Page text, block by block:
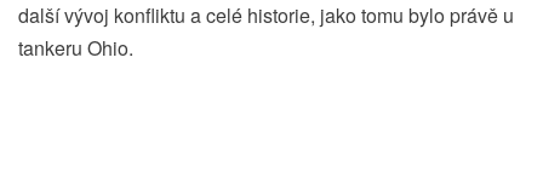
další vývoj konfliktu a celé historie, jako tomu bylo právě u
tankeru Ohio.